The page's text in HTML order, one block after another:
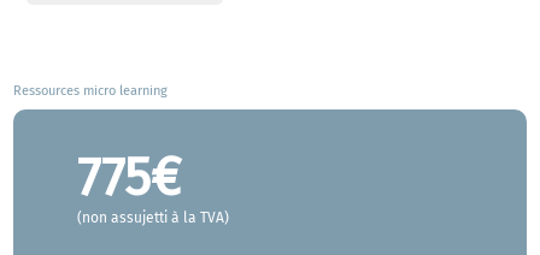
Ressources micro learning
775€
(non assujetti à la TVA)